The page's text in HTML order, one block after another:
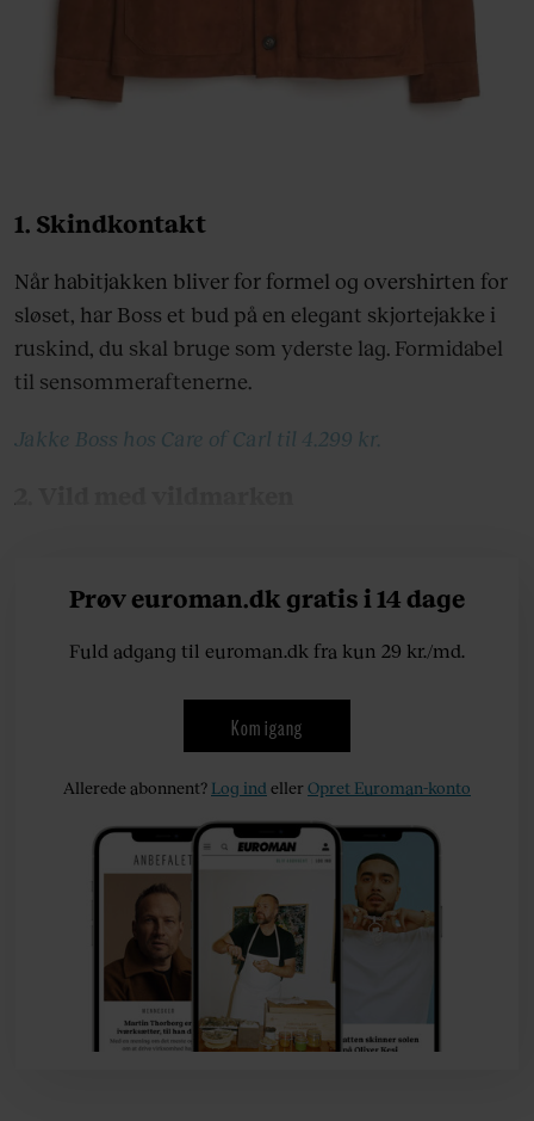
1. Skindkontakt
Når habitjakken bliver for formel og overshirten for
sløset, har Boss et bud på en elegant skjortejakke i
ruskind, du skal bruge som yderste lag. Formidabel
til sensommeraftenerne.
Jakke Boss hos Care of Carl til 4.299 kr.
Prøv euroman.dk gratis i 14 dage
Fuld adgang til euroman.dk fra kun 29 kr./md.
Kom igang
Allerede abonnent? Log ind ellerOpret Euroman-konto